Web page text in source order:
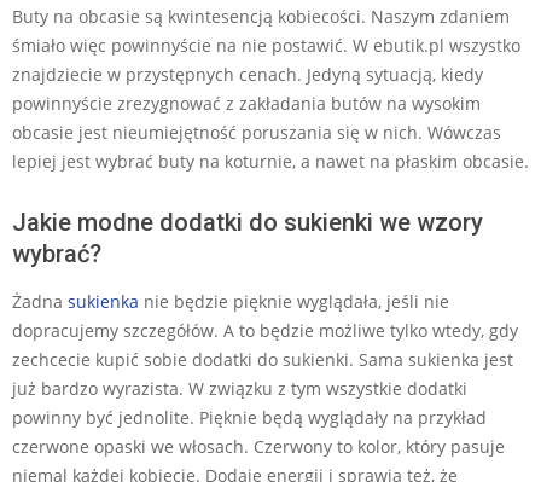
Buty na obcasie są kwintesencją kobiecości. Naszym zdaniem
śmiało więc powinnyście na nie postawić. W ebutik.pl wszystko
znajdziecie w przystępnych cenach. Jedyną sytuacją, kiedy
powinnyście zrezygnować z zakładania butów na wysokim
obcasie jest nieumiejętność poruszania się w nich. Wówczas
lepiej jest wybrać buty na koturnie, a nawet na płaskim obcasie.
Jakie modne dodatki do sukienki we wzory
wybrać?
Żadna sukienka nie będzie pięknie wyglądała, jeśli nie
dopracujemy szczegółów. A to będzie możliwe tylko wtedy, gdy
zechcecie kupić sobie dodatki do sukienki. Sama sukienka jest
już bardzo wyrazista. W związku z tym wszystkie dodatki
powinny być jednolite. Pięknie będą wyglądały na przykład
czerwone opaski we włosach. Czerwony to kolor, który pasuje
niemal każdej kobiecie. Dodaje energii i sprawia też, że